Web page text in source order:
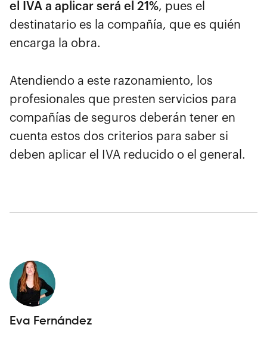
el IVA a aplicar será el 21%, pues el
destinatario es la compañía, que es quién
encarga la obra.
Atendiendo a este razonamiento, los
profesionales que presten servicios para
compañías de seguros deberán tener en
cuenta estos dos criterios para saber si
deben aplicar el IVA reducido o el general.
Eva Fernández